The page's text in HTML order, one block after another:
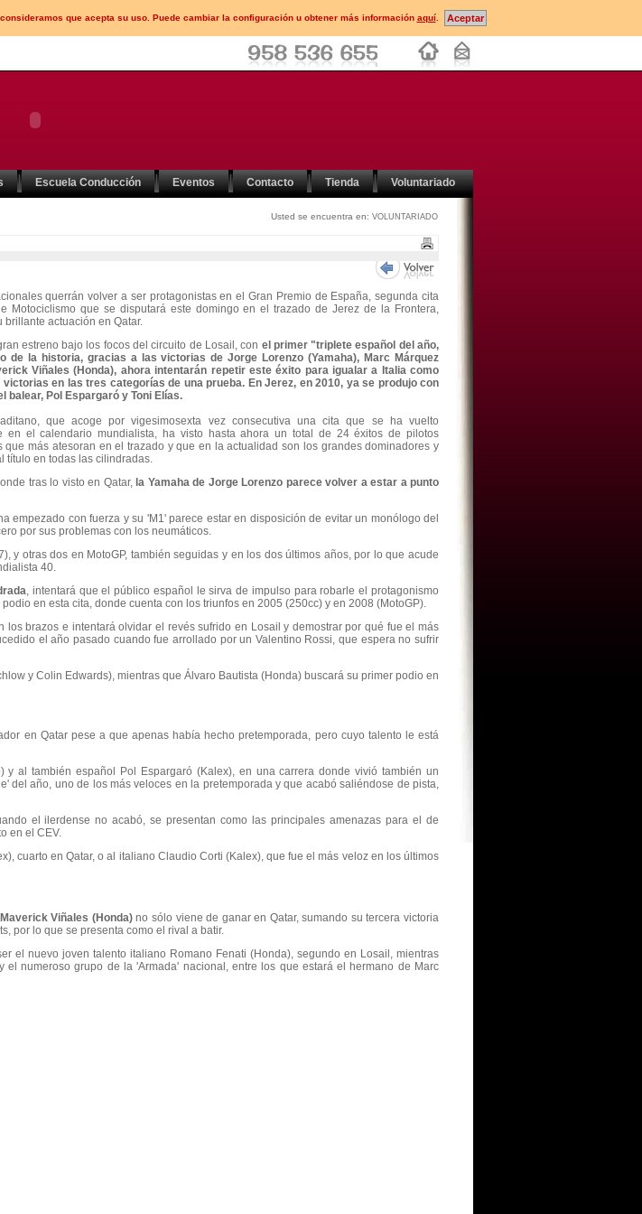
que acepta su uso. Puede cambiar la configuración u obtener más información aquí.
Escuela Conducción Eventos Contacto Tienda Voluntariado
Usted se encuentra en: VOLUNTARIADO
querrán volver a ser protagonistas en el Gran Premio de España, segunda cita
Motociclismo que se disputará este domingo en el trazado de Jerez de la Frontera,
brillante actuación en Qatar.
estreno bajo los focos del circuito de Losail, con el primer "triplete español del año,
de la historia, gracias a las victorias de Jorge Lorenzo (Yamaha), Marc Márquez
Viñales (Honda), ahora intentarán repetir este éxito para igualar a Italia como
en las tres categorías de una prueba. En Jerez, en 2010, ya se produjo con
balear, Pol Espargaró y Toni Elías.
que acoge por vigesimosexta vez consecutiva una cita que se ha vuelto
en el calendario mundialista, ha visto hasta ahora un total de 24 éxitos de pilotos
que más atesoran en el trazado y que en la actualidad son los grandes dominadores y
título en todas las cilindradas.
tras lo visto en Qatar,la Yamaha de Jorge Lorenzo parece volver a estar a punto
empezado con fuerza y su 'M1' parece estar en disposición de evitar un monólogo del
por sus problemas con los neumáticos.
y otras dos en MotoGP, también seguidas y en los dos últimos años, por lo que acude
40.
, intentará que el público español le sirva de impulso para robarle el protagonismo
en esta cita, donde cuenta con los triunfos en 2005 (250cc) y en 2008 (MotoGP).
brazos e intentará olvidar el revés sufrido en Losail y demostrar por qué fue el más
el año pasado cuando fue arrollado por un Valentino Rossi, que espera no sufrir
y Colin Edwards), mientras que Álvaro Bautista (Honda) buscará su primer podio en
en Qatar pese a que apenas había hecho pretemporada, pero cuyo talento le está
al también español Pol Espargaró (Kalex), en una carrera donde vivió también un
del año, uno de los más veloces en la pretemporada y que acabó saliéndose de pista,
el ilerdense no acabó, se presentan como las principales amenazas para el de
en el CEV.
cuarto en Qatar, o al italiano Claudio Corti (Kalex), que fue el más veloz en los últimos
Maverick Viñales (Honda)no sólo viene de ganar en Qatar, sumando su tercera victoria
por lo que se presenta como el rival a batir.
el nuevo joven talento italiano Romano Fenati (Honda), segundo en Losail, mientras
numeroso grupo de la 'Armada' nacional, entre los que estará el hermano de Marc